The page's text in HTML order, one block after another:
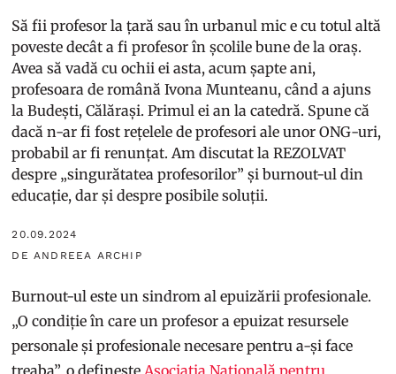
Să fii profesor la țară sau în urbanul mic e cu totul altă
poveste decât a fi profesor în școlile bune de la oraș.
Avea să vadă cu ochii ei asta, acum șapte ani,
profesoara de română Ivona Munteanu, când a ajuns
la Budești, Călărași. Primul ei an la catedră. Spune că
dacă n-ar fi fost rețelele de profesori ale unor ONG-uri,
probabil ar fi renunțat. Am discutat la REZOLVAT
despre „singurătatea profesorilor” și burnout-ul din
educație, dar și despre posibile soluții.
20.09.2024
DE ANDREEA ARCHIP
Burnout-ul este un sindrom al epuizării profesionale.
„O condiție în care un profesor a epuizat resursele
personale și profesionale necesare pentru a-și face